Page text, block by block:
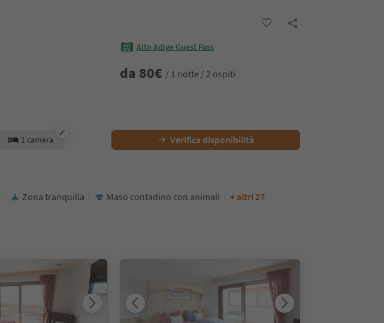
Alto Adige Guest Pass
da 80€ / 1 notte / 2 ospiti
1 camera Verifica disponibilità
Zona tranquilla Maso contadino con animali + altri 27